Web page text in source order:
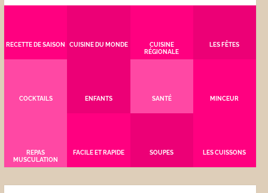
RECETTE DE SAISON CUISINE DU MONDE
CUISINE
RÉGIONALE
LES FÊTES
COCKTAILS ENFANTS SANTÉ MINCEUR
REPAS
MUSCULATION
FACILE ET RAPIDE SOUPES LES CUISSONS